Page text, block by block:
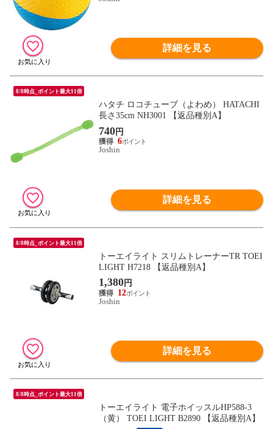
詳細を見る
8/8時点_ポイント最大11倍
ハタチ ロコチューブ（よわめ） HATACHI
長さ35cm NH3001 【返品種別A】
740円
6
Joshin
詳細を見る
8/8時点_ポイント最大11倍
トーエイライト スリムトレーナーTR TOEI
LIGHT H7218 【返品種別A】
1,380円
12
Joshin
詳細を見る
8/8時点_ポイント最大11倍
トーエイライト 電子ホイッスルHP588-3
（黄） TOEI LIGHT B2890 【返品種別A】